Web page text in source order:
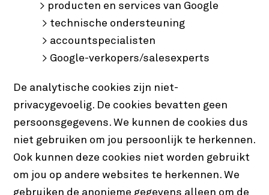
> producten en services van Google
> technische ondersteuning
> accountspecialisten
> Google-verkopers/salesexperts
De analytische cookies zijn niet-
privacygevoelig. De cookies bevatten geen
persoonsgegevens. We kunnen de cookies dus
niet gebruiken om jou persoonlijk te herkennen.
Ook kunnen deze cookies niet worden gebruikt
om jou op andere websites te herkennen. We
gebruiken de anonieme gegevens alleen om de